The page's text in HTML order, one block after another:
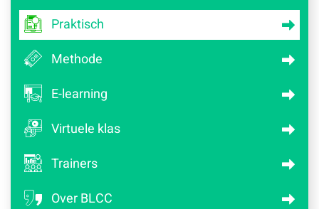
Praktisch
Methode
E-learning
Virtuele klas
Trainers
Over BLCC